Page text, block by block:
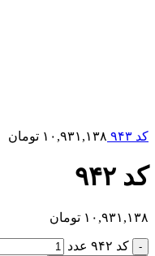
کد ۹۴۳ ۱۰,۹۳۱,۱۳۸ تومان
کد ۹۴۲
۱۰,۹۳۱,۱۳۸ تومان
کد ۹۴۲ عدد